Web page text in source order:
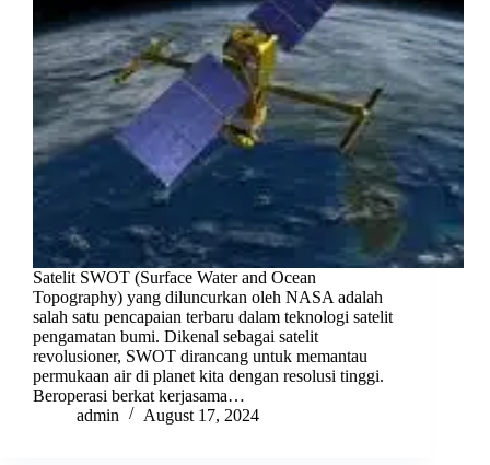
Satelit SWOT (Surface Water and Ocean
Topography) yang diluncurkan oleh NASA adalah
salah satu pencapaian terbaru dalam teknologi satelit
pengamatan bumi. Dikenal sebagai satelit
revolusioner, SWOT dirancang untuk memantau
permukaan air di planet kita dengan resolusi tinggi.
Beroperasi berkat kerjasama…
admin
August 17, 2024